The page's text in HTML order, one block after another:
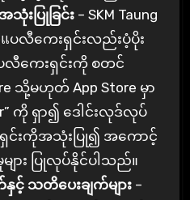
းပြုခြင်း – SKM Taung
ပလီကေးရှင်းလည်းပံ့ပိုး
ကေးရှင်းကို စတင်
သို့မဟုတ် App Store မှာ
ကို ရှာ၍ ဒေါင်းလုဒ်လုပ်
င်းကိုအသုံးပြု၍ အကောင့်
ျား ပြုလုပ်နိုင်ပါသည်။
သတိပေးချက်များ –